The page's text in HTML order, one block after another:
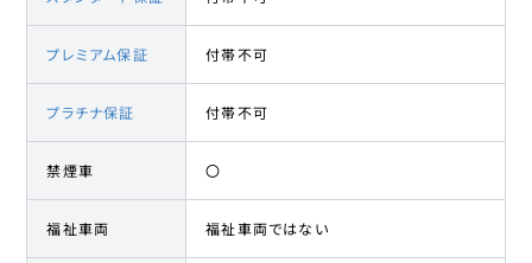
プレミアム保証 付帯不可
プラチナ保証 付帯不可
禁煙車 〇
福祉車両 福祉車両ではない